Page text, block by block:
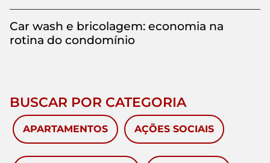
Car wash e bricolagem: economia na
rotina do condomínio
BUSCAR POR CATEGORIA
APARTAMENTOS AÇÕES SOCIAIS